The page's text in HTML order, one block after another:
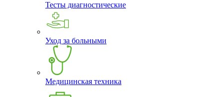
Тесты диагностические
Уход за больными
Медицинская техника